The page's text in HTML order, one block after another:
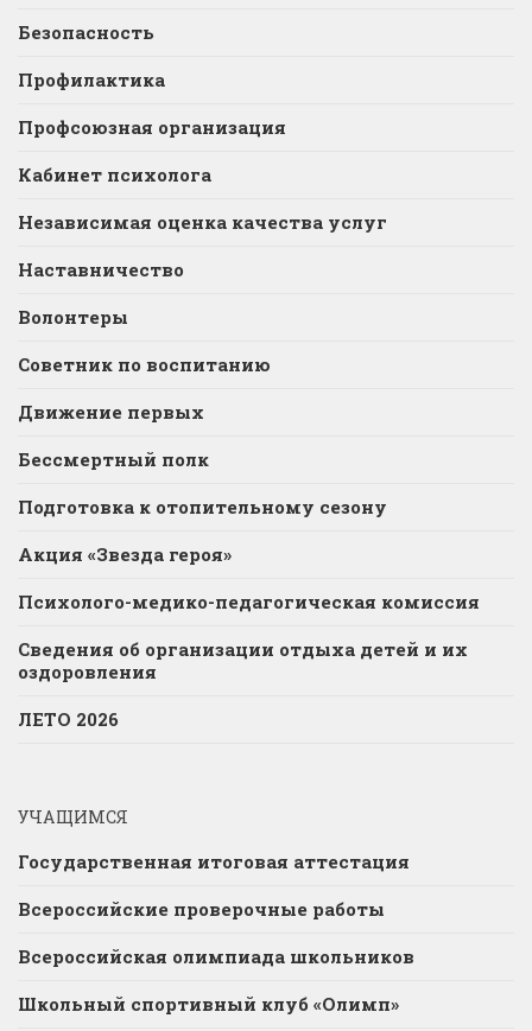
Безопасность
Профилактика
Профсоюзная организация
Кабинет психолога
Независимая оценка качества услуг
Наставничество
Волонтеры
Советник по воспитанию
Движение первых
Бессмертный полк
Подготовка к отопительному сезону
Акция «Звезда героя»
Психолого-медико-педагогическая комиссия
Сведения об организации отдыха детей и их
оздоровления
ЛЕТО 2026
УЧАЩИМСЯ
Государственная итоговая аттестация
Всероссийские проверочные работы
Всероссийская олимпиада школьников
Школьный спортивный клуб «Олимп»